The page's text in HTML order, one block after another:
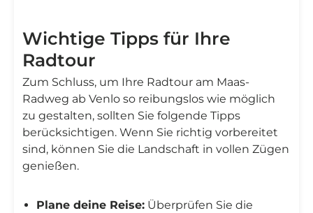
Wichtige Tipps für Ihre
Radtour
Zum Schluss, um Ihre Radtour am Maas-
Radweg ab Venlo so reibungslos wie möglich
zu gestalten, sollten Sie folgende Tipps
berücksichtigen. Wenn Sie richtig vorbereitet
sind, können Sie die Landschaft in vollen Zügen
genießen.
Plane deine Reise: Überprüfen Sie die